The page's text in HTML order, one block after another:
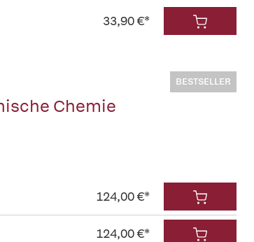
33,90 €*
Chemie
BESTSELLER
124,00 €*
124,00 €*